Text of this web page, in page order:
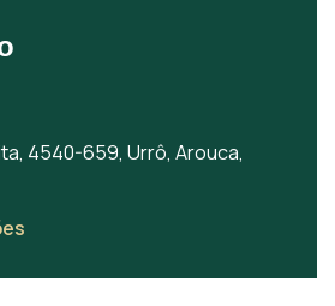
4540-659, Urrô, Arouca,